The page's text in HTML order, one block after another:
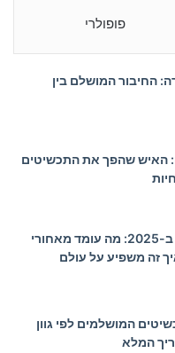
פופולרי
החיבור המושלם בין
האיש שהפך את התכשיטים
עליית מחירי הזהב ב-2025: מה עומד מאחורי
זה משפיע על עולם
המושלמים לפי גוון
המלא